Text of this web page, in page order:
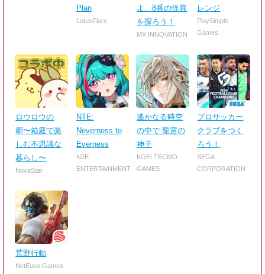
Plan
LotusFlare
よ、8番の怪異
を探ろう！
MX INNOVATION
レンジ
PlaySimple
Games
ロウロウの
郷〜箱庭で楽
しむ不思議な
暮らし〜
NovaStar
NTE:
Neverness to
Everness
N2E
ENTERTAINMENT
遙かなる時空
の中で 龍宮の
神子
KOEI TECMO
GAMES
プロサッカー
クラブをつく
ろう！
SEGA
CORPORATION
荒野行動
NetEase Games